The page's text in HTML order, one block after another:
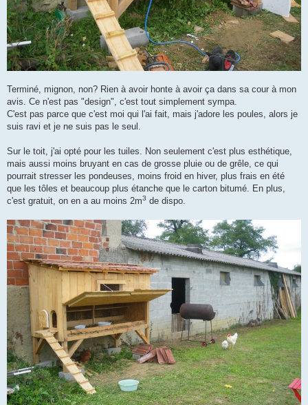
Terminé, mignon, non? Rien à avoir honte à avoir ça dans sa cour à mon
avis. Ce n'est pas "design", c'est tout simplement sympa.
C'est pas parce que c'est moi qui l'ai fait, mais j'adore les poules, alors je
suis ravi et je ne suis pas le seul.
Sur le toit, j'ai opté pour les tuiles. Non seulement c'est plus esthétique,
mais aussi moins bruyant en cas de grosse pluie ou de grêle, ce qui
pourrait stresser les pondeuses, moins froid en hiver, plus frais en été
que les tôles et beaucoup plus étanche que le carton bitumé. En plus,
c'est gratuit, on en a au moins 2m3 de dispo.